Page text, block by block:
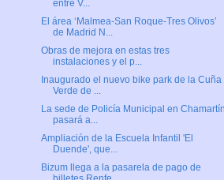
entre V...
El área ‘Malmea-San Roque-Tres Olivos’
de Madrid N...
Obras de mejora en estas tres
instalaciones y el p...
Inaugurado el nuevo bike park de la Cuña
Verde de ...
La sede de Policía Municipal en Chamartín
pasará a...
Ampliación de la Escuela Infantil 'El
Duende', que...
Bizum llega a la pasarela de pago de